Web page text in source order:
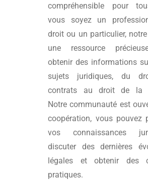
compréhensible pour
vous soyez un
droit ou un particulier,
une ressource
obtenir des informations
sujets juridiques, du
contrats au droit de la
Notre communauté est
coopération, vous pouvez
vos connaissances
discuter des dernières
légales et obtenir des
pratiques.